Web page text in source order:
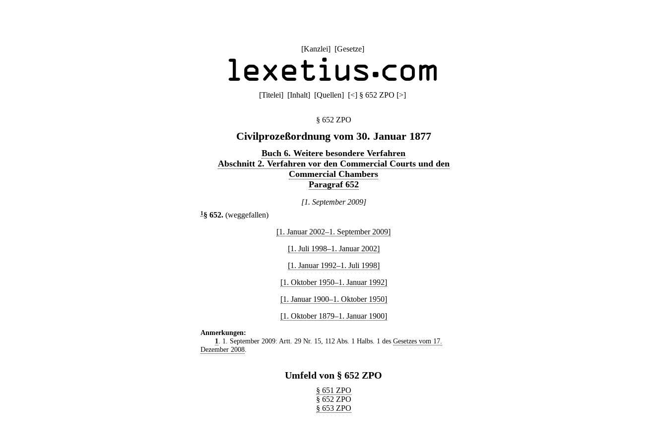
[Kanzlei] [Gesetze]
[Titelei] [Inhalt] [Quellen] [<] § 652 ZPO [>]
§ 652 ZPO
Civilprozeßordnung vom 30. Januar 1877
Buch 6. Weitere besondere Verfahren
Abschnitt 2. Verfahren vor den Commercial Courts und den
Commercial Chambers
Paragraf 652
[1. September 2009]
1 § 652. (weggefallen)
[1. Januar 2002–1. September 2009]
[1. Juli 1998–1. Januar 2002]
[1. Januar 1992–1. Juli 1998]
[1. Oktober 1950–1. Januar 1992]
[1. Januar 1900–1. Oktober 1950]
[1. Oktober 1879–1. Januar 1900]
Anmerkungen:
1
. 1. September 2009: Artt. 29 Nr. 15, 112 Abs. 1 Halbs. 1 des Gesetzes vom 17.
Dezember 2008
Umfeld von § 652 ZPO
§ 651 ZPO
§ 652 ZPO
§ 653 ZPO